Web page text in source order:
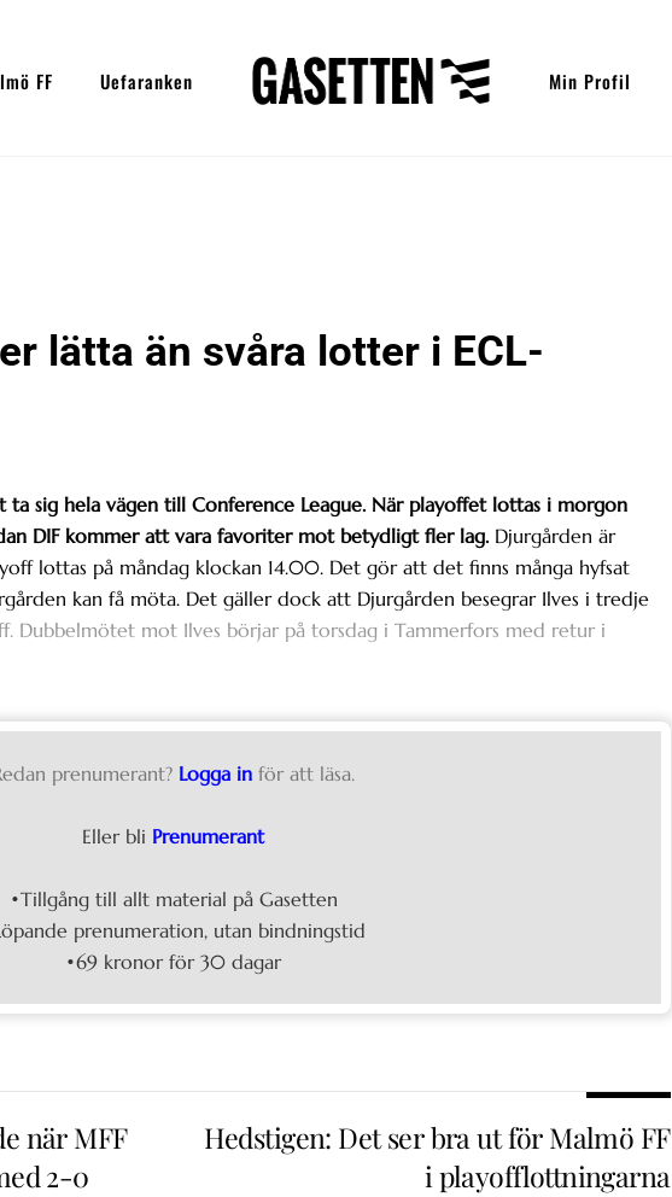
FF Uefaranken Min Profil
lätta än svåra lotter i ECL-
ta sig hela vägen till Conference League. När playoffet lottas i morgon
DIF kommer att vara favoriter mot betydligt fler lag. Djurgården är
lottas på måndag klockan 14.00. Det gör att det finns många hyfsat
kan få möta. Det gäller dock att Djurgården besegrar Ilves i tredje
Dubbelmötet mot Ilves börjar på torsdag i Tammerfors med retur i
prenumerant? Logga in för att läsa.
Eller bli Prenumerant
•Tillgång till allt material på Gasetten
prenumeration, utan bindningstid
•69 kronor för 30 dagar
när MFF
2-0
Hedstigen: Det ser bra ut för Malmö FF
i playofflottningarna